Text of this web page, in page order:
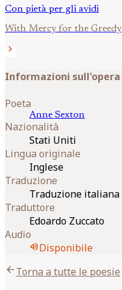
Con pietà per gli avidi
With Mercy for the Greedy
chevron_right
Informazioni sull'opera
Poeta
Anne Sexton
Nazionalità
Stati Uniti
Lingua originale
Inglese
Traduzione
Traduzione italiana
Traduttore
Edoardo Zuccato
Audio
volume_upDisponibile
arrow_backTorna a tutte le poesie